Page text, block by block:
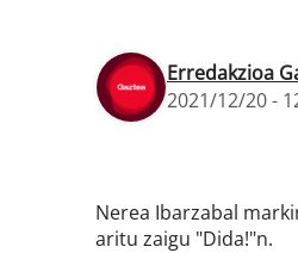
Erredakzioa
2021/12/20 -
Nerea Ibarzabal
aritu zaigu "Dida!"n.